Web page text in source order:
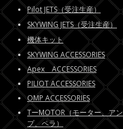
Pilot JETS（受注生産）
SKYWING JETS（受注生産）
機体キット
SKYWING ACCESSORIES
Apex ACCESSORIES
PILIOT ACCESSORIES
OMP ACCESSORIES
TーMOTOR（モーター、アン
プ、ペラ）